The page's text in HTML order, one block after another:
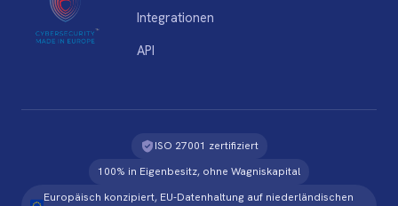
Integrationen
API
ISO 27001 zertifiziert
100% in Eigenbesitz, ohne Wagniskapital
Europäisch konzipiert, EU-Datenhaltung auf niederländischen